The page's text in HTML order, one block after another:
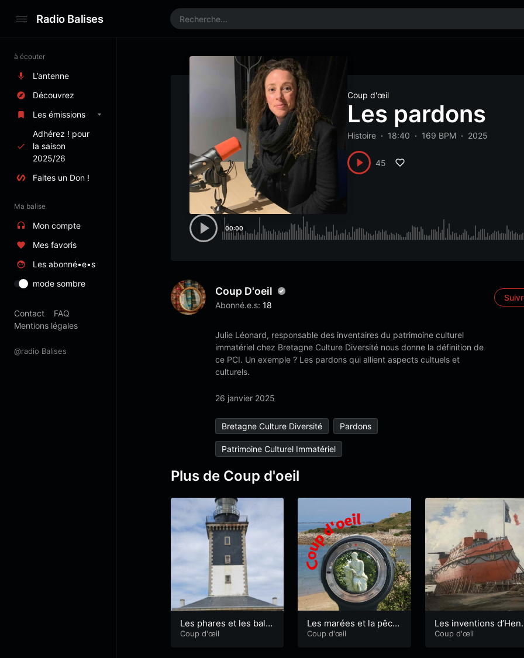
Radio Balises
à écouter
L’antenne
Découvrez
Les émissions
Adhérez ! pour
la saison
2025/26
Faites un Don !
Ma balise
Mon compte
Mes favoris
Les abonné•e•s
mode sombre
Contact
FAQ
Mentions légales
@radio Balises
Coup d'œil
Les pardons
Histoire 18:40 169 BPM 2025
45
00:00
Coup D'oeil
Abonné.e.s: 18
Julie Léonard, responsable des inventaires du patrimoine culturel
immatériel chez Bretagne Culture Diversité nous donne la définition de
ce PCI. Un exemple ? Les pardons qui allient aspects cultuels et
culturels.
26 janvier 2025
Bretagne Culture Diversité Pardons
Patrimoine Culturel Immatériel
Plus de Coup d'oeil
Les phares et les balis
es
Coup d'œil
Les marées et la pêch
e à pied
Coup d'œil
Les inventions
Dupuy de Lome
Coup d'œil